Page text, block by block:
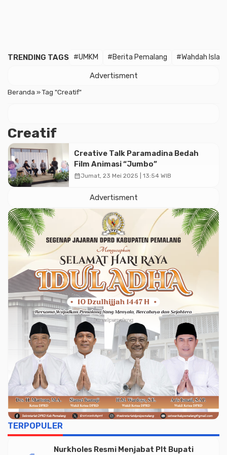
TRENDING TAGS #UMKM #Berita Pemalang #Wahdah
Advertisment
Beranda »Tag "Creatif"
Creatif
Creative Talk Paramadina Bedah
Film Animasi “Jumbo”
calendar_monthJumat, 23 Mei 2025 | 13:54 WIB
Advertisment
TERPOPULER
Nurkholes Resmi Menjabat Plt Bupati